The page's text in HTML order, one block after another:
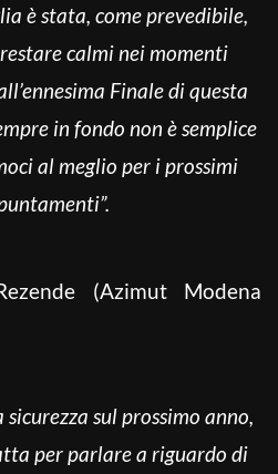
è stata, come prevedibile,
calmi nei momenti
Finale di questa
in fondo non è semplice
al meglio per i prossimi
(Azimut Modena
sicurezza sul prossimo anno,
per parlare a riguardo di